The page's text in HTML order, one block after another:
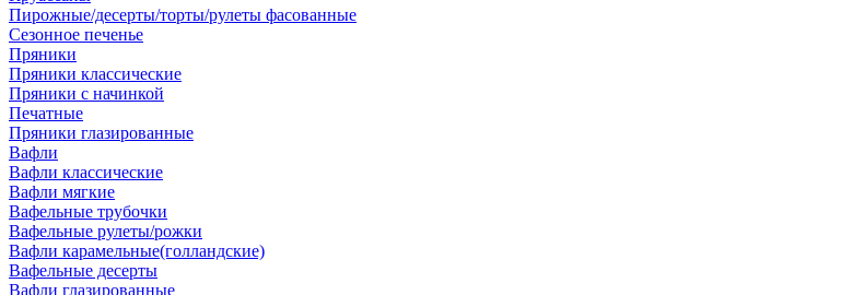
Пирожные/десерты/торты/рулеты фасованные
Сезонное печенье
Пряники
Пряники классические
Пряники с начинкой
Печатные
Пряники глазированные
Вафли
Вафли классические
Вафли мягкие
Вафельные трубочки
Вафельные рулеты/рожки
Вафли карамельные(голландские)
Вафельные десерты
Вафли глазированные